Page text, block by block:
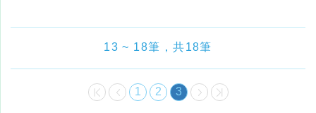
13 ~ 18筆，共18筆
1 2 3